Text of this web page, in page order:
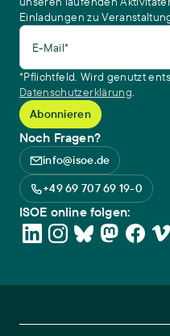
Einladungen zu
E-Mail*
*Pflichtfeld. Wird genutzt
Datenschutzerklärung.
Noch Fragen?
info@isoe.de
+49 69 707 69 19-0
ISOE online folgen: